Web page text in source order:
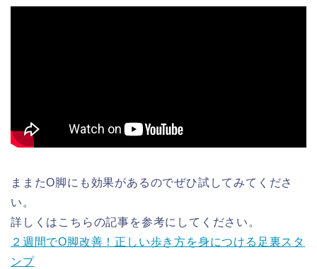
ままたO脚にも効果があるのでぜひ試してみてくださ
い。
詳しくはこちらの記事を参考にしてください。
２週間でO脚改善！正しい歩き方を身につける足裏スタ
ンプ